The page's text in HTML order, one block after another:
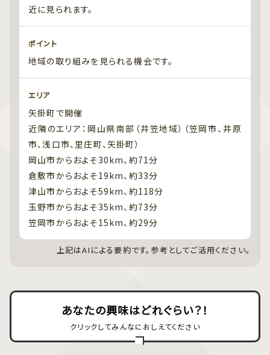
近に見られます。
ポイント
地域の取り組みを見られる機会です。
エリア
矢掛町で開催
近隣のエリア：岡山県南部（井笠地域）（笠岡市、井原
市、浅口市、里庄町、矢掛町）
岡山市からおよそ30km、約71分
倉敷市からおよそ19km、約33分
津山市からおよそ59km、約118分
玉野市からおよそ35km、約73分
笠岡市からおよそ15km、約29分
上記はAIによる要約です。参考としてご活用ください。
あなたの興味はどれぐらい？！
クリックしてみんなにおしえてください